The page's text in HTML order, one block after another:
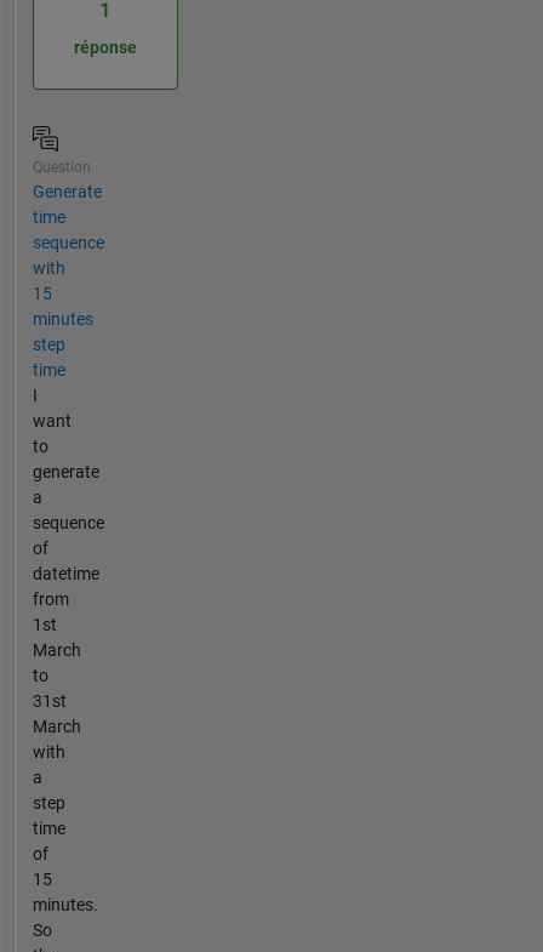
1
réponse
Question
Generate
time
sequence
with
15
minutes
step
time
I
want
to
generate
a
sequence
of
datetime
from
1st
March
to
31st
March
with
a
step
time
of
15
minutes.
So